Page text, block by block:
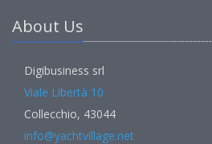
About Us
Digibusiness srl
Viale Libertà 10
Collecchio, 43044
info@yachtvillage.net